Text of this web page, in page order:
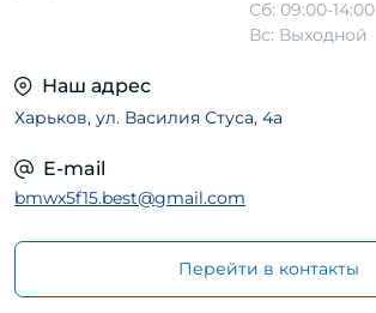
Сб: 09:00-14:00
Вс: Выходной
Наш адрес
Харьков, ул. Василия Стуса, 4а
E-mail
bmwx5f15.best@gmail.com
Перейти в контакты